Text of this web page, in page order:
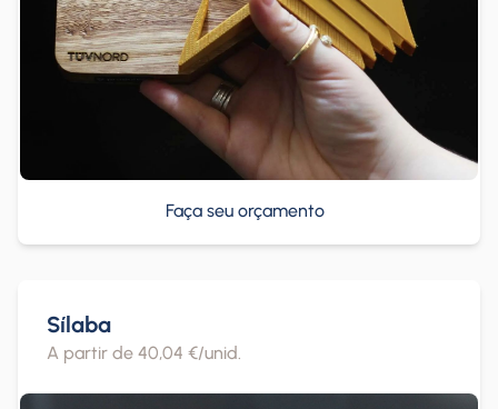
Faça seu orçamento
Sílaba
A partir de 40,04 €/unid.